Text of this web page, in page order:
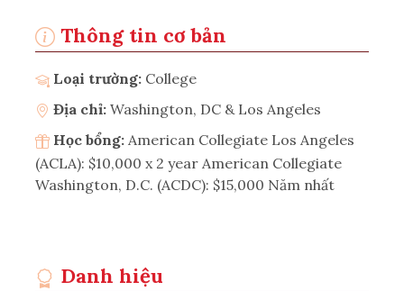
Thông tin cơ bản
Loại trường: College
Địa chỉ: Washington, DC & Los Angeles
Học bổng: American Collegiate Los Angeles
(ACLA): $10,000 x 2 year American Collegiate
Washington, D.C. (ACDC): $15,000 Năm nhất
Danh hiệu